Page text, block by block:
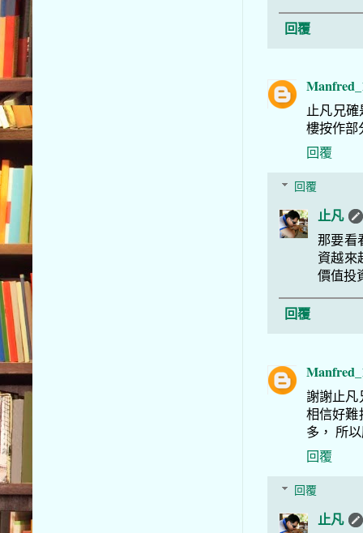
回覆
止凡兄
樓按作部
回覆
回覆
止凡
那要看
資越來
價值投
回覆
謝謝止
相信好難
多， 所
回覆
回覆
止凡